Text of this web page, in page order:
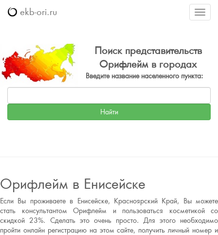
Меню
ekb-ori.ru
Поиск представительств
Орифлейм в городах
Введите название населенного пункта:
Орифлейм в Енисейске
Если Вы проживаете в Енисейске, Красноярский Край, Вы можете
стать консультантом Орифлейм и пользоваться косметикой со
скидкой 23%. Сделать это очень просто. Для этого необходимо
пройти онлайн регистрацию на этом сайте, получить личный номер и